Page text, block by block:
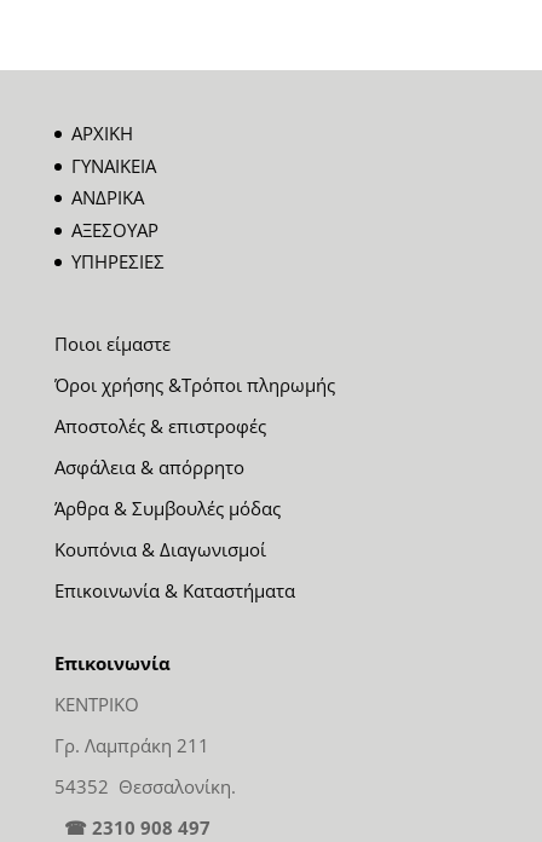
ΑΡΧΙΚΗ
ΓΥΝΑΙΚΕΙΑ
ΑΝΔΡΙΚΑ
ΑΞΕΣΟΥΑΡ
ΥΠΗΡΕΣΙΕΣ
Ποιοι είμαστε
Όροι χρήσης &Τρόποι πληρωμής
Αποστολές & επιστροφές
Ασφάλεια & απόρρητο
Άρθρα & Συμβουλές μόδας
Κουπόνια & Διαγωνισμοί
Επικοινωνία & Καταστήματα
Επικοινωνία
ΚΕΝΤΡΙΚΟ
Γρ. Λαμπράκη 211
54352 Θεσσαλονίκη.
☎ 2310 908 497